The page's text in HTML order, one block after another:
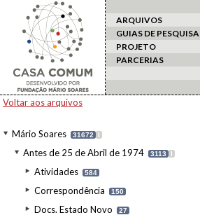
ARQUIVOS
GUIAS DE PESQUISA
PROJETO
PARCERIAS
Voltar aos arquivos
Mário Soares 31672 I
Antes de 25 de Abril de 1974 3113 I
Atividades 584
Correspondência 150
Docs. Estado Novo 27